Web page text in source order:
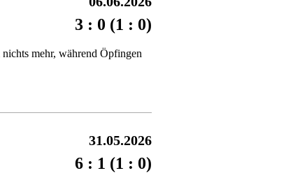
3 : 0 (1 : 0)
mehr, während Öpfingen
31.05.2026
6 : 1 (1 : 0)